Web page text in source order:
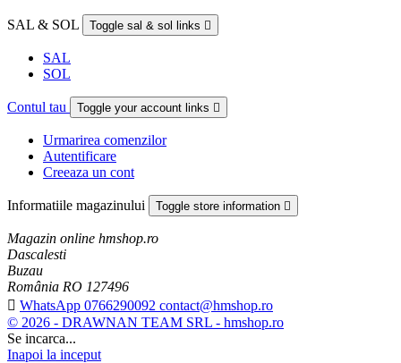
SAL & SOL Toggle sal & sol links 
SAL
SOL
Contul tau Toggle your account links 
Urmarirea comenzilor
Autentificare
Creeaza un cont
Informatiile magazinului Toggle store information 
Magazin online hmshop.ro
Dascalesti
Buzau
România RO 127496
 WhatsApp 0766290092 contact@hmshop.ro
© 2026 - DRAWNAN TEAM SRL - hmshop.ro
Se incarca...
Inapoi la inceput